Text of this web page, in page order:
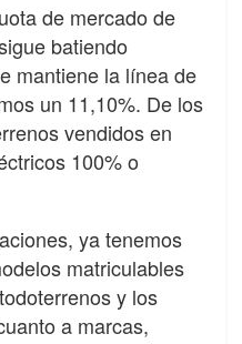
de mercado de
batiendo
mantiene la línea de
un 11,10%. De los
vendidos en
100% o
ya tenemos
matriculables
y los
a marcas,